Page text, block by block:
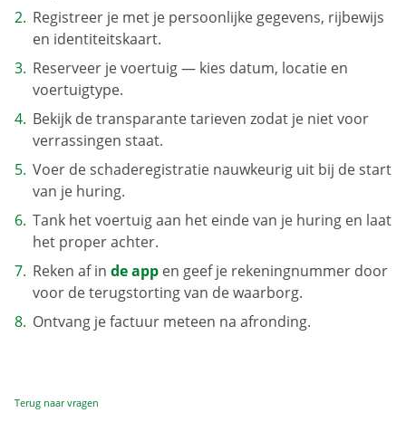
Registreer je met je persoonlijke gegevens, rijbewijs
en identiteitskaart.
Reserveer je voertuig — kies datum, locatie en
voertuigtype.
Bekijk de transparante tarieven zodat je niet voor
verrassingen staat.
Voer de schaderegistratie nauwkeurig uit bij de start
van je huring.
Tank het voertuig aan het einde van je huring en laat
het proper achter.
Reken af in de app en geef je rekeningnummer door
voor de terugstorting van de waarborg.
Ontvang je factuur meteen na afronding.
Terug naar vragen